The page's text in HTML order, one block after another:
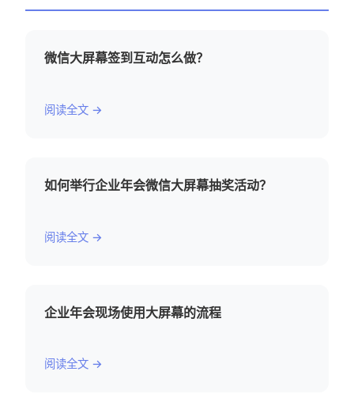
微信大屏幕签到互动怎么做？
阅读全文 →
如何举行企业年会微信大屏幕抽奖活动？
阅读全文 →
企业年会现场使用大屏幕的流程
阅读全文 →